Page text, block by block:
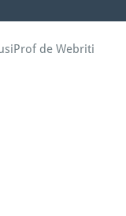
de Webriti